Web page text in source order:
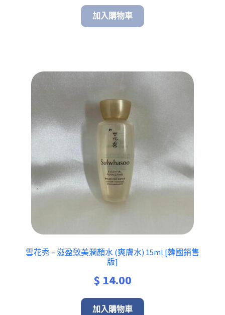
加入購物車
雪花秀 – 滋盈致美潤顏水 (爽膚水) 15ml [韓國銷售
版]
$ 14.00
加入購物車